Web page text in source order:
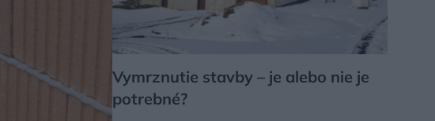
Vymrznutie stavby – je alebo nie je
potrebné?